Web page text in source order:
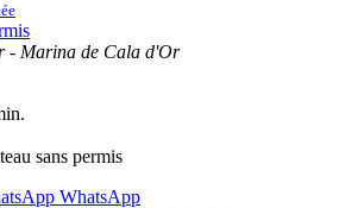
- Marina de Cala d'Or
sans permis
WhatsApp